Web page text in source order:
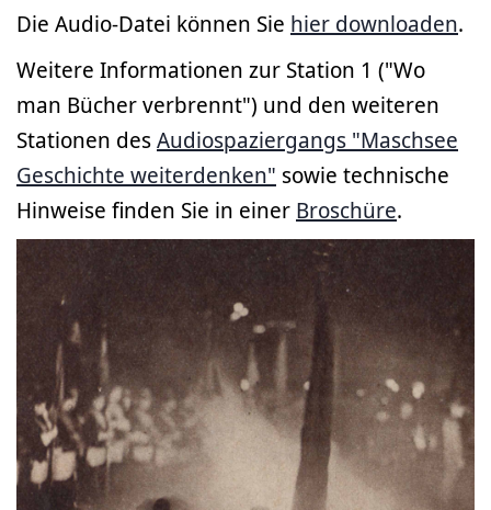
Die Audio-Datei können Sie hier downloaden.
Weitere Informationen zur Station 1 ("Wo
man Bücher verbrennt") und den weiteren
Stationen desAudiospaziergangs "Maschsee
Geschichte weiterdenken" sowie technische
Hinweise finden Sie in einer Broschüre.